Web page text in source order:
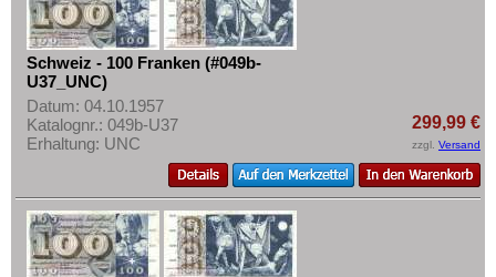
Schweiz - 100 Franken (#049b-
U37_UNC)
Datum: 04.10.1957
Katalognr.: 049b-U37
Erhaltung: UNC
299,99 €
zzgl. Versand